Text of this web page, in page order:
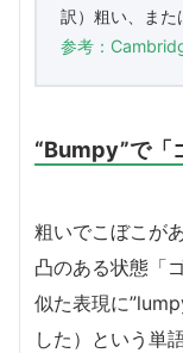
訳）粗い、また
参考：
“Bumpy”で「
粗いでこぼこが
凸のある状態「
似た表現に
した）という単